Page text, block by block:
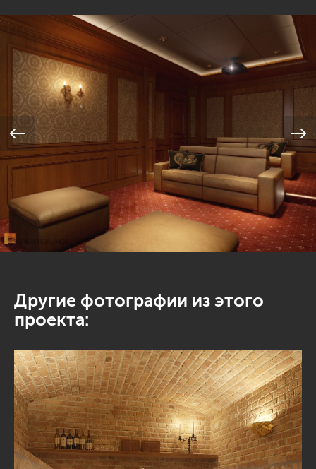
Другие фотографии из этого
проекта: